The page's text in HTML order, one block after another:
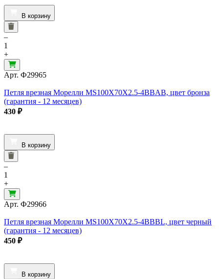
В корзину
–
1
+
Арт. Ф29965
Петля врезная Морелли MS100X70X2.5-4BBAB, цвет бронза
(гарантия - 12 месяцев)
430 ₽
В корзину
–
1
+
Арт. Ф29966
Петля врезная Морелли MS100X70X2.5-4BBBL, цвет черный
(гарантия - 12 месяцев)
450 ₽
В корзину